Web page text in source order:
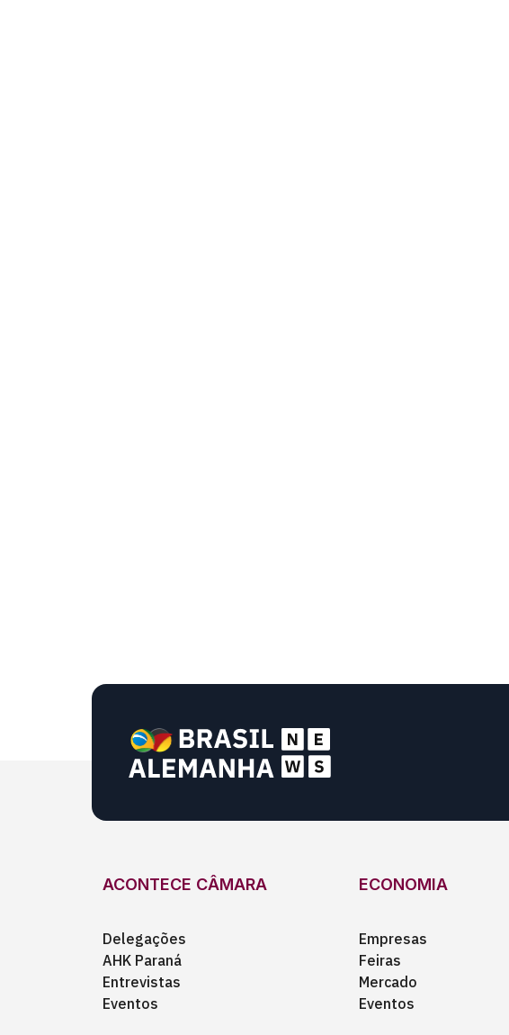
ACONTECE CÂMARA
Delegações
AHK Paraná
Entrevistas
Eventos
ECONOMIA
Empresas
Feiras
Mercado
Eventos